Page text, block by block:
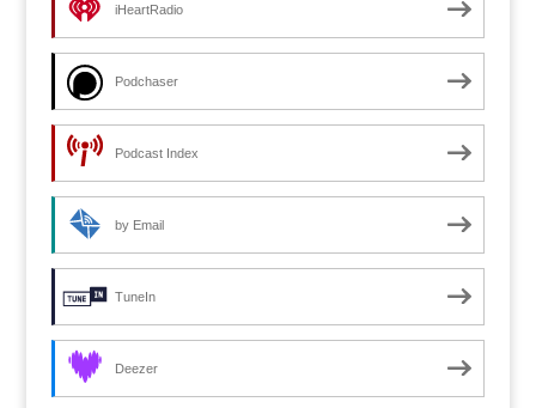
iHeartRadio
Podchaser
Podcast Index
by Email
TuneIn
Deezer